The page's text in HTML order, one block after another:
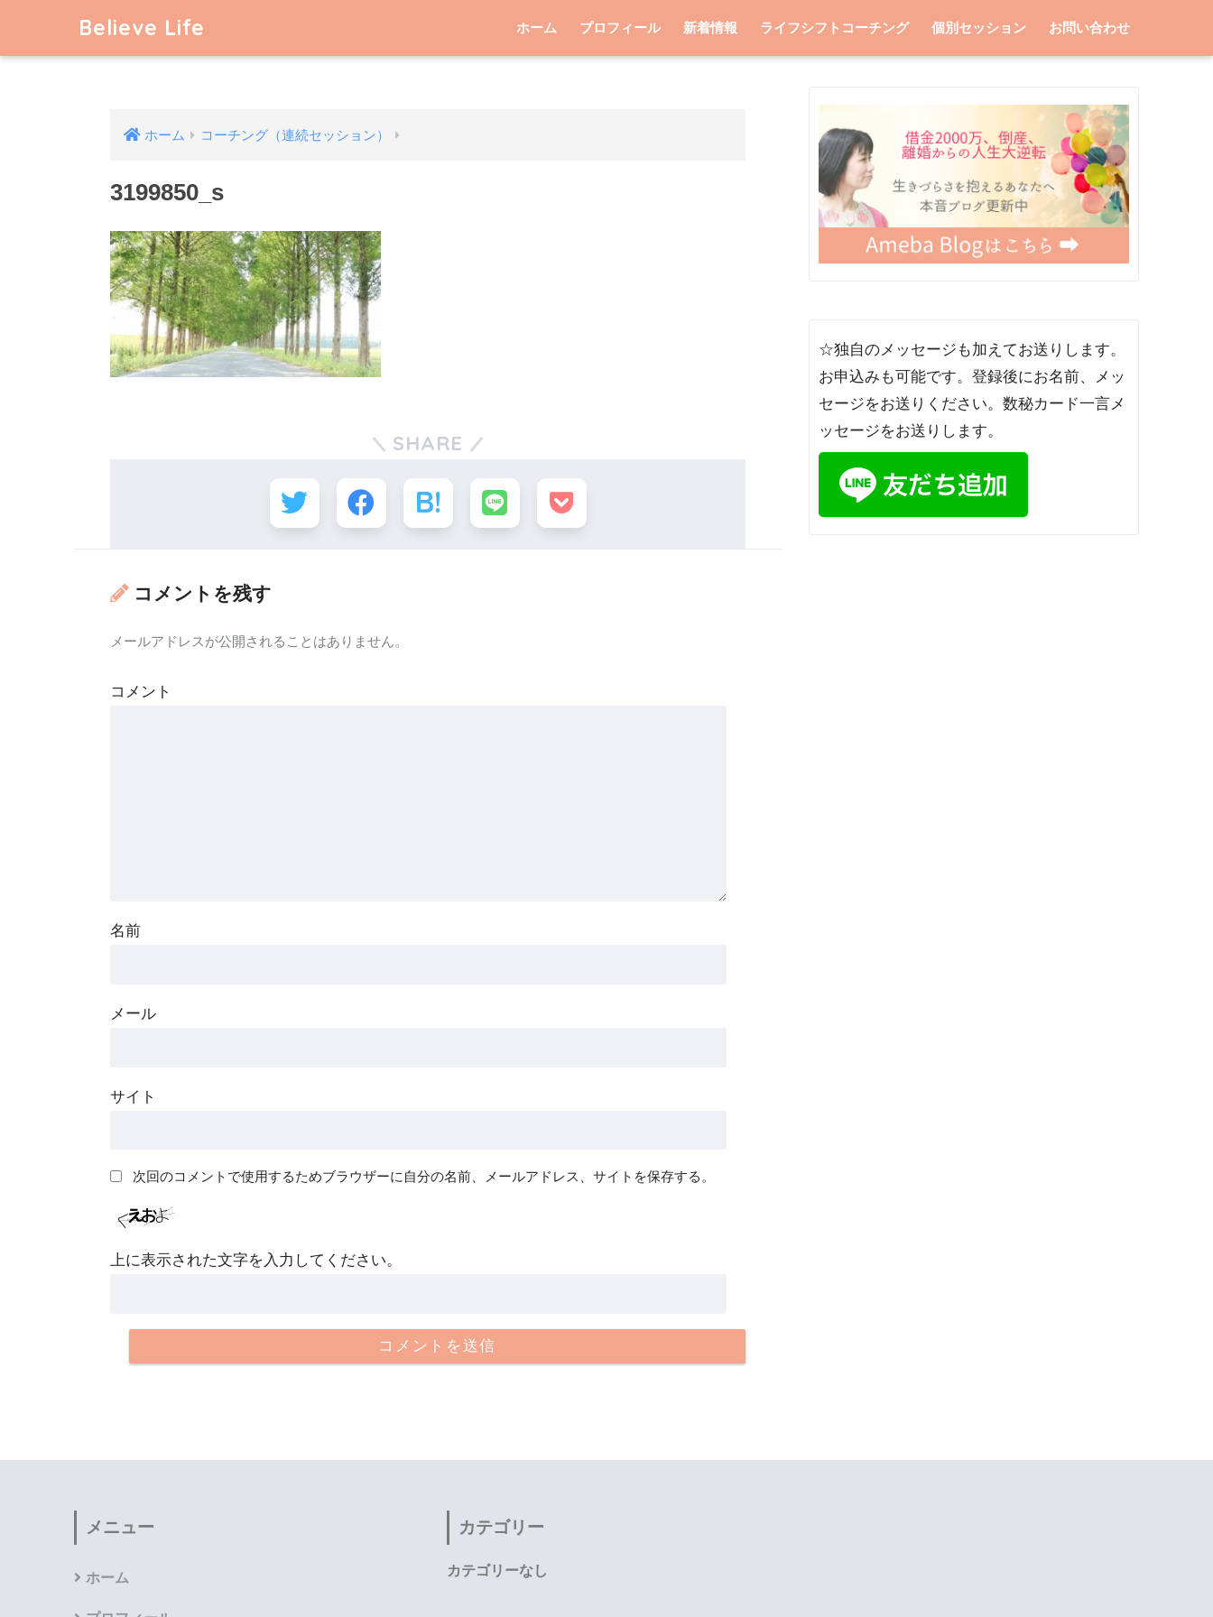
Believe Life ホーム プロフィール 新着情報 ライフシフトコーチング 個別セッション お問い合わせ
ホーム コーチング（連続セッション）
3199850_s
SHARE
コメントを残す
メールアドレスが公開されることはありません。
コメント
名前
メール
サイト
次回のコメントで使用するためブラウザーに自分の名前、メールアドレス、サイトを保存する。
上に表示された文字を入力してください。
☆独自のメッセージも加えてお送りします。
お申込みも可能です。登録後にお名前、メッ
セージをお送りください。数秘カード一言メ
ッセージをお送りします。
メニュー
ホーム
カテゴリー
カテゴリーなし